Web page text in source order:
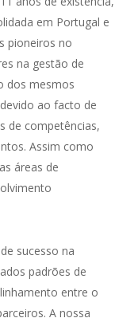
em Portugal e
pioneiros no
na gestão de
dos mesmos
ao facto de
de competências,
Assim como
áreas de
sucesso na
padrões de
entre o
A nossa